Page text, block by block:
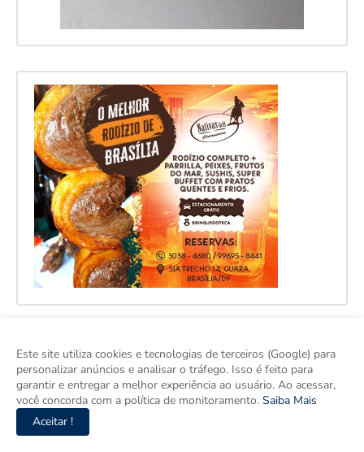
Este site utiliza cookies e tecnologias de terceiros (Google) para
personalizar anúncios e analisar o tráfego. Isso é feito para
garantir e entregar a melhor experiência ao usuário. Ao acessar,
você concorda com a política de monitoramento. Saiba Mais
Aceitar !